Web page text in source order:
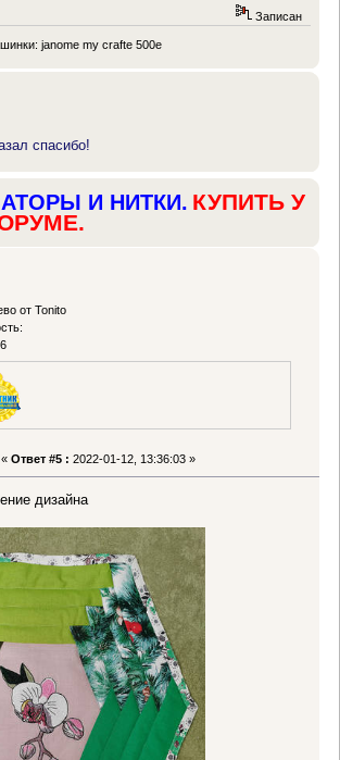
Записан
janome my crafte 500e
спасибо!
И НИТКИ. КУПИТЬ У
от Tonito
« Ответ #5 : 2022-01-12, 13:36:03 »
дизайна